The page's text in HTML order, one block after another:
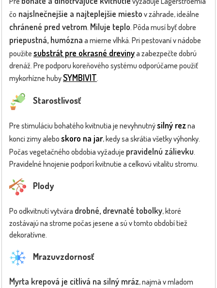
čo najslnečnejšie a najteplejšie miesto v záhrade, ideálne
chránené pred vetrom. Miluje teplo. Pôda musí byť dobre
priepustná, humózna a mierne vlhká. Pri pestovaní v nádobe
použite substrát pre okrasné drevinya zabezpečte dobrú
drenáž. Pre podporu koreňového systému odporúčame použiť
mykorhízne hubySYMBIVIT.
Starostlivosť
Pre stimuláciu bohatého kvitnutia je nevyhnutnýsilný rezna
konci zimy alebo skoro na jar, kedy sa skrátia všetky výhonky.
Počas vegetačného obdobia vyžaduje pravidelnú zálievku.
Pravidelné hnojenie podporí kvitnutie a celkovú vitalitu stromu.
Plody
Po odkvitnutí vytvára drobné, drevnaté tobolky, ktoré
zostávajú na strome počas jesene a sú v tomto období tiež
dekoratívne.
Mrazuvzdornosť
Myrta krepová je citlivá na silný mráz, najmä v mladom